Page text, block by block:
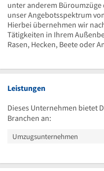
unter anderem
unser Angebotsspektrum
Hierbei übernehmen wir
Tätigkeiten in Ihrem
Rasen, Hecken, Beete oder
Leistungen
Dieses Unternehmen bietet
Branchen an:
Umzugsunternehmen